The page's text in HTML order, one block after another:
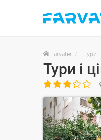
Farvater Тури і
